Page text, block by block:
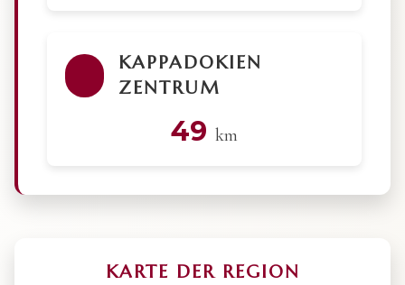
KAPPADOKIEN
ZENTRUM
49 km
KARTE DER REGION